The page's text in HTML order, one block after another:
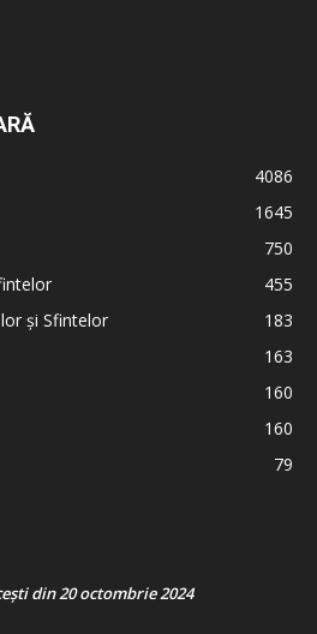
4086
1645
750
455
și Sfintelor
183
163
160
160
79
din 20 octombrie 2024